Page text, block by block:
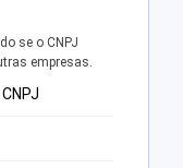
se o CNPJ
empresas.